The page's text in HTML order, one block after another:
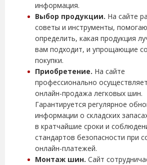
информация.
Выбор продукции. На сайте
советы и инструменты,
определить, какая продукция
вам подходит, и упрощающие
покупки.
Приобретение. На сайте
профессионально
онлайн-продажа легковых шин.
Гарантируется регулярное
информации о складских
в кратчайшие сроки и
стандартов безопасности при
онлайн-платежей.
Монтаж шин. Сайт